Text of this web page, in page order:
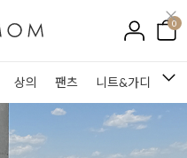
0
상의 팬츠 니트&가디건